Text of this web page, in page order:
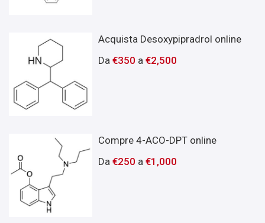
Acquista Desoxypipradrol online
Da€350 a€2,500
Compre 4-ACO-DPT online
Da€250 a€1,000